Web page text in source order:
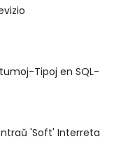
Tipoj en SQL-
'Soft' Interreta